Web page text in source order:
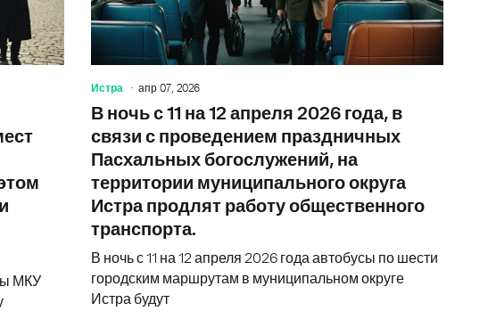
МКУ
Истра апр 07, 2026
В ночь с 11 на 12 апреля 2026 года, в
связи с проведением праздничных
Пасхальных богослужений, на
территории муниципального округа
Истра продлят работу общественного
транспорта.
В ночь с 11 на 12 апреля 2026 года автобусы по шести
городским маршрутам в муниципальном округе
Истра будут